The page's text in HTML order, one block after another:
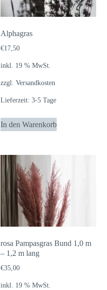
Alphagras
€17,50
inkl. 19 % MwSt.
zzgl.Versandkosten
Lieferzeit:3-5 Tage
In den Warenkorb
rosa Pampasgras Bund 1,0 m
– 1,2 m lang
€35,00
inkl. 19 % MwSt.